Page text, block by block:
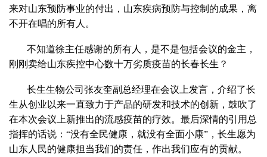
来对山东预防事业的付出，山东疾病预防与控制的成果，离
不开在唱的所有人。
不知道徐主任感谢的所有人，是不是包括会议的金主，
刚刚卖给山东疾控中心数十万劣质疫苗的长春长生？
长生生物公司张友奎副总经理在会议上发言，介绍了长
生从创业以来一直致力于产品的研发和技术的创新，鼓吹了
在本次会议上新推出的流感疫苗的疗效。最后深情的引用总
指挥的话说：“没有全民健康，就没有全面小康”，长生愿为
山东人民的健康担当我们的责任，作出我们应有的贡献。